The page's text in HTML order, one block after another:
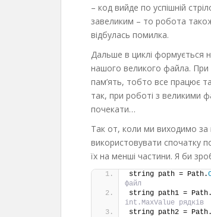
– код вийде по успішній
завеликим – то робота
відбулась помилка.
Дальше в циклі формується
нашого великого файла. При
пам’ять, тобто все працює
так, при роботі з великими
почекати…
Так от, коли ми виходимо за
використовувати спочатку
їх на менші частини. Я би
string path = Path.
файл
string path1 = Path.
int.MaxValue рядків
string path2 = Path.